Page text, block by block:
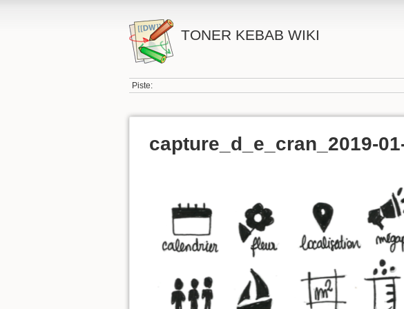
TONER KEBAB WIKI
Piste:
capture_d_e_cran_2019-